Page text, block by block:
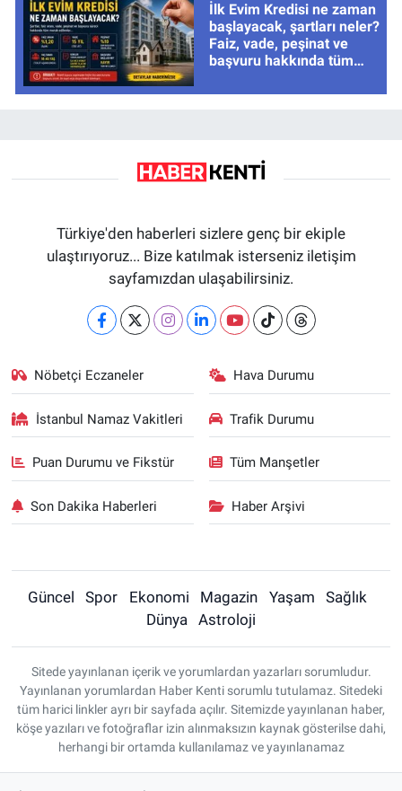
İlk Evim Kredisi ne zaman
başlayacak, şartları neler?
Faiz, vade, peşinat ve
başvuru hakkında tüm
Türkiye'den haberleri sizlere genç bir ekiple
ulaştırıyoruz... Bize katılmak isterseniz iletişim
sayfamızdan ulaşabilirsiniz.
Nöbetçi Eczaneler Hava Durumu
İstanbul Namaz Vakitleri Trafik Durumu
Puan Durumu ve Fikstür Tüm Manşetler
Son Dakika Haberleri Haber Arşivi
Güncel Spor Ekonomi Magazin Yaşam
Sağlık
Dünya
Astroloji
Sitede yayınlanan içerik ve yorumlardan yazarları sorumludur.
Yayınlanan yorumlardan Haber Kenti sorumlu tutulamaz. Sitedeki
tüm harici linkler ayrı bir sayfada açılır. Sitemizde yayınlanan haber,
köşe yazıları ve fotoğraflar izin alınmaksızın kaynak gösterilse dahi,
herhangi bir ortamda kullanılamaz ve yayınlanamaz